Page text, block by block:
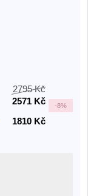
2795 Kč
2571 Kč
-8%
1810 Kč